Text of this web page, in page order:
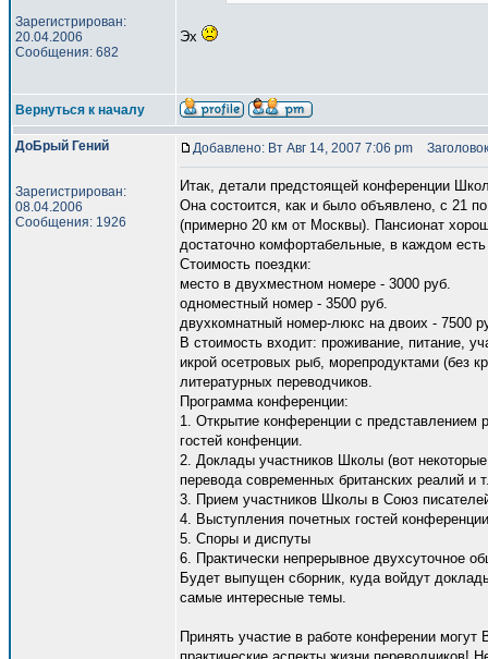
Зарегистрирован:
20.04.2006
Сообщения: 682
Эх
Вернуться к началу
ДоБрый Гений
Зарегистрирован:
08.04.2006
Сообщения: 1926
Добавлено: Вт Авг 14, 2007 7:06 pm
Итак, детали предстоящей конференции
Она состоится, как и было объявлено, с 21
(примерно 20 км от Москвы). Пансионат
достаточно комфортабельные, в каждом
Стоимость поездки:
место в двухместном номере - 3000 руб.
одноместный номер - 3500 руб.
двухкомнатный номер-люкс на двоих - 7500
В стоимость входит: проживание, питание,
икрой осетровых рыб, морепродуктами (без
литературных переводчиков.
Программа конференции:
1. Открытие конференции с представлением
гостей конфенции.
2. Доклады участников Школы (вот
перевода современных британских реалий и
3. Прием участников Школы в Союз
4. Выступления почетных гостей
5. Споры и диспуты
6. Практически непрерывное двухсуточное
Будет выпущен сборник, куда войдут
самые интересные темы.
Принять участие в работе конферении